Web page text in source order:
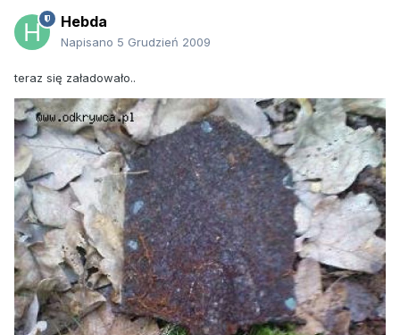
Hebda
Napisano 5 Grudzień 2009
teraz się załadowało..